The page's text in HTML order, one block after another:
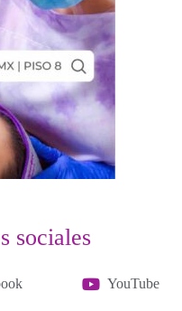
sociales
YouTube